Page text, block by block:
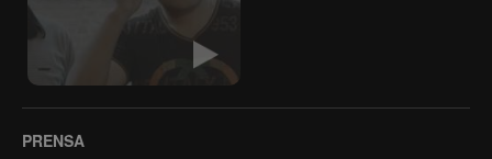
PRENSA